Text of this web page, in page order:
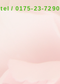
tel / 0175-23-7290